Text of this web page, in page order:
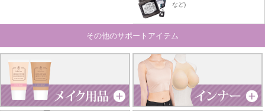
など)
その他のサポートアイテム